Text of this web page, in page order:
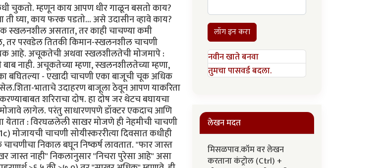
चुकतो. म्हणून काय आपण धीर गाळून बसतो काय?
घ्या, काय फरक पडतो... असे उदासीन व्हावे काय?
स्खलनशील असतात, तर काही चाचण्या कमी
परवडेल तितकी किमान-स्खलनशील चाचणी
आहे. अचूकतेची अथवा स्खलशीलतेची मोजमापे :
नाही. अचूकतेच्या म्हणा, स्खलनशीलतेच्या म्हणा,
बघितल्या - एखादी चाचणी एका बाजूची चूक अधिक
भाताचे उदाहरण बाजूला ठेवून आपण याकरिता
शरिराचा दोष. हा दोष जर थेटच बघायचा
लागेल. परंतु साधारणपणे डॉक्टर एकदाच आणि
येतात : विरघळलेली साखर मोजणे ही नेहमीची चाचणी
मोजायची चाचणी सोयीस्कररीत्या दिवसात कधीही
निकाल बघून निष्कर्ष लावतात. "फार जास्त
जास्त नाही" निकलानुसार "निचरा पुरेसा आहे" असा
लॉग इन करा
नवीन खाते बनवा
तुमचा पासवर्ड बदला.
लेखन मदत
मिसळपाव.कॉम वर लेखन
करताना कंट्रोल (Ctrl) +